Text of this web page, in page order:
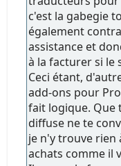
c'est la gabegie
également
assistance et
à la facturer si le
Ceci étant,
add-ons pour
fait logique. Que
diffuse ne te
je n'y trouve rien
achats comme il